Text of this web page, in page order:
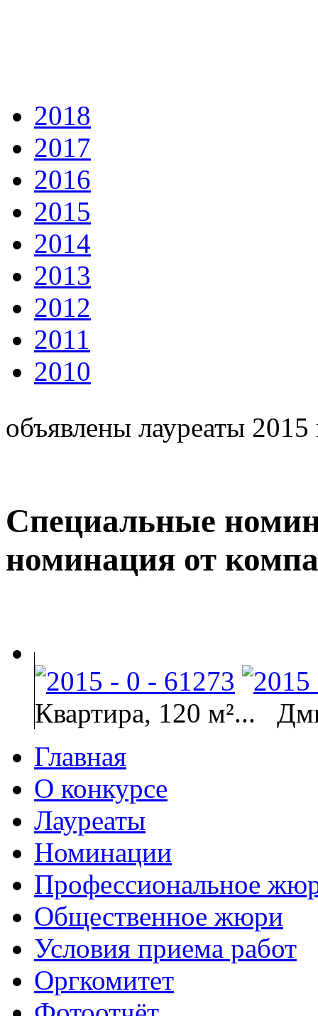
2018
2017
2016
2015
2014
2013
2012
2011
2010
объявлены лауреаты 2015
Специальные
номинация от
Квартира, 120 м²...
Главная
О конкурсе
Лауреаты
Номинации
Профессиональное
Общественное жюри
Условия приема работ
Оргкомитет